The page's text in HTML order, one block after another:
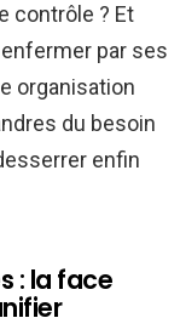
contrôle ? Et
par ses
organisation
du besoin
enfin
: la face